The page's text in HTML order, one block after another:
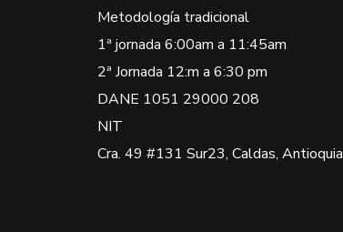
Metodología tradicional
1ª jornada 6:00am a 11:45am
2ª Jornada 12:m a 6:30 pm
DANE 1051 29000 208
NIT
Cra. 49 #131 Sur23, Caldas, Antioquia